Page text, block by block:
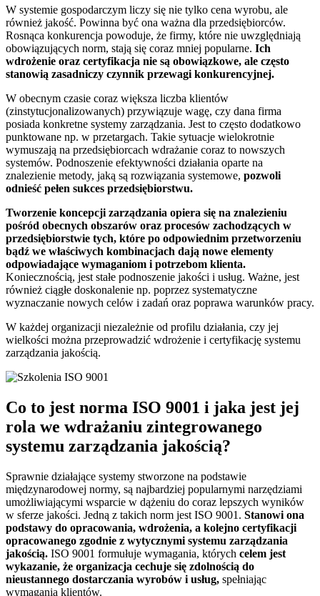
W systemie gospodarczym liczy się nie tylko cena wyrobu, ale
również jakość. Powinna być ona ważna dla przedsiębiorców.
Rosnąca konkurencja powoduje, że firmy, które nie uwzględniają
obowiązujących norm, stają się coraz mniej popularne. Ich
wdrożenie oraz certyfikacja nie są obowiązkowe, ale często
stanowią zasadniczy czynnik przewagi konkurencyjnej.
W obecnym czasie coraz większa liczba klientów
(zinstytucjonalizowanych) przywiązuje wagę, czy dana firma
posiada konkretne systemy zarządzania. Jest to często dodatkowo
punktowane np. w przetargach. Takie sytuacje wielokrotnie
wymuszają na przedsiębiorcach wdrażanie coraz to nowszych
systemów. Podnoszenie efektywności działania oparte na
znalezienie metody, jaką są rozwiązania systemowe, pozwoli
odnieść pełen sukces przedsiębiorstwu.
Tworzenie koncepcji zarządzania opiera się na znalezieniu
pośród obecnych obszarów oraz procesów zachodzących w
przedsiębiorstwie tych, które po odpowiednim przetworzeniu
bądź we właściwych kombinacjach dają nowe elementy
odpowiadające wymaganiom i potrzebom klienta.
Koniecznością, jest stałe podnoszenie jakości i usług. Ważne, jest
również ciągłe doskonalenie np. poprzez systematyczne
wyznaczanie nowych celów i zadań oraz poprawa warunków pracy.
W każdej organizacji niezależnie od profilu działania, czy jej
wielkości można przeprowadzić wdrożenie i certyfikację systemu
zarządzania jakością.
Co to jest norma ISO 9001 i jaka jest jej
rola we wdrażaniu zintegrowanego
systemu zarządzania jakością?
Sprawnie działające systemy stworzone na podstawie
międzynarodowej normy, są najbardziej popularnymi narzędziami
umożliwiającymi wsparcie w dążeniu do coraz lepszych wyników
w sferze jakości. Jedną z takich norm jest ISO 9001. Stanowi ona
podstawy do opracowania, wdrożenia, a kolejno certyfikacji
opracowanego zgodnie z wytycznymi systemu zarządzania
jakością. ISO 9001 formułuje wymagania, których celem jest
wykazanie, że organizacja cechuje się zdolnością do
nieustannego dostarczania wyrobów i usług, spełniając
wymagania klientów.